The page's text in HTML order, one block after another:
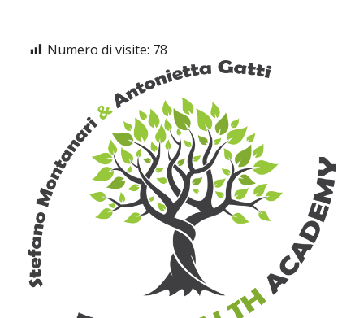
Numero di visite: 78